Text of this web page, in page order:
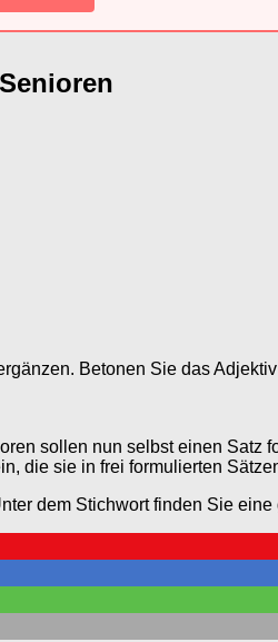
Betonen Sie das
sollen nun selbst einen Satz
die sie in frei formulierten
dem Stichwort finden Sie